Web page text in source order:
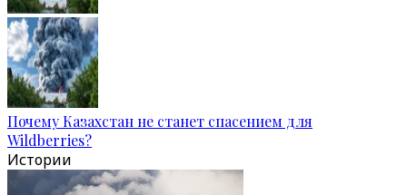
Почему Казахстан не станет спасением для
Wildberries?
Истории